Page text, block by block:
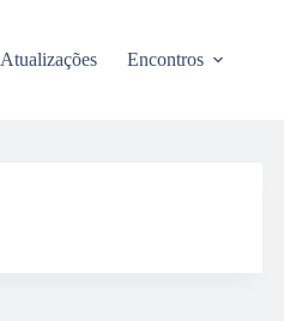
Atualizações Encontros